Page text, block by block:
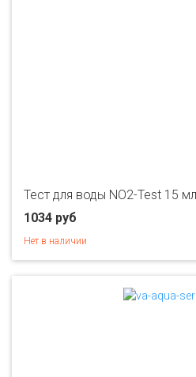
Тест для воды NO2-Test 15 мл
1034 руб
Нет в наличии